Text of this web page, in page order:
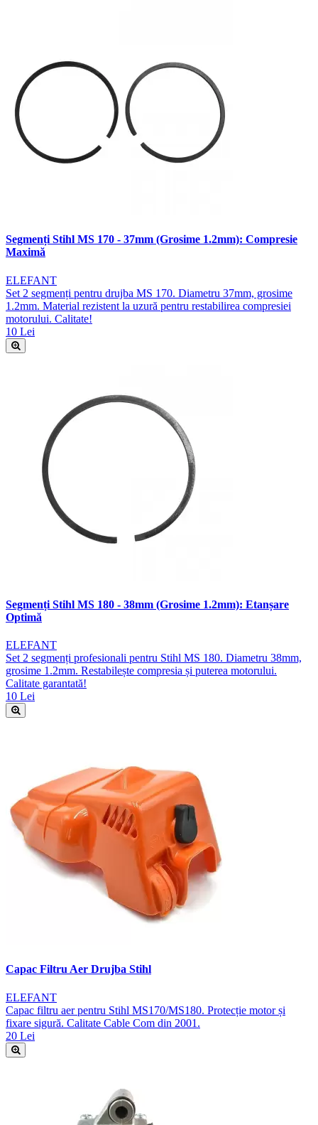
Segmenți Stihl MS 170 - 37mm (Grosime 1.2mm): Compresie
Maximă
ELEFANT
Set 2 segmenți pentru drujba MS 170. Diametru 37mm, grosime
1.2mm. Material rezistent la uzură pentru restabilirea compresiei
motorului. Calitate!
10 Lei
Segmenți Stihl MS 180 - 38mm (Grosime 1.2mm): Etanșare
Optimă
ELEFANT
Set 2 segmenți profesionali pentru Stihl MS 180. Diametru 38mm,
grosime 1.2mm. Restabilește compresia și puterea motorului.
Calitate garantată!
10 Lei
Capac Filtru Aer Drujba Stihl
ELEFANT
Capac filtru aer pentru Stihl MS170/MS180. Protecție motor și
fixare sigură. Calitate Cable Com din 2001.
20 Lei